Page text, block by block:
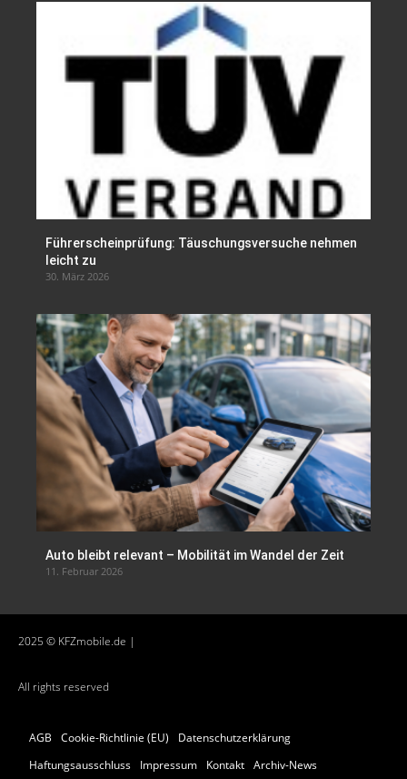
Führerscheinprüfung: Täuschungsversuche nehmen
leicht zu
30. März 2026
Auto bleibt relevant – Mobilität im Wandel der Zeit
11. Februar 2026
2025 © KFZmobile.de |
All rights reserved
AGB Cookie-Richtlinie (EU)
Datenschutzerklärung
Haftungsausschluss
Impressum Kontakt Archiv-News